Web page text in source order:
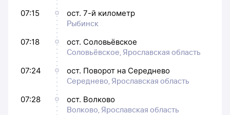
07:15
ост. 7-й километр
Рыбинск
07:18
ост. Соловьёвское
Соловьёвское, Ярославская область
07:24
ост. Поворот на Середнево
Середнево, Ярославская область
07:28
ост. Волково
Волково, Ярославская область